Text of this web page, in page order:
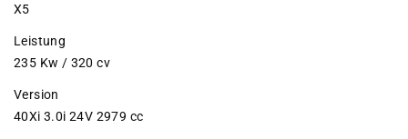
X5
Leistung
235 Kw / 320 cv
Version
40Xi 3.0i 24V 2979 cc